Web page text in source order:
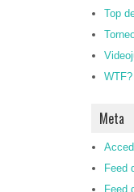
Top
WTF?
Meta
Feed
Feed